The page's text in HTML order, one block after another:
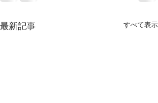
最新記事 すべて表示